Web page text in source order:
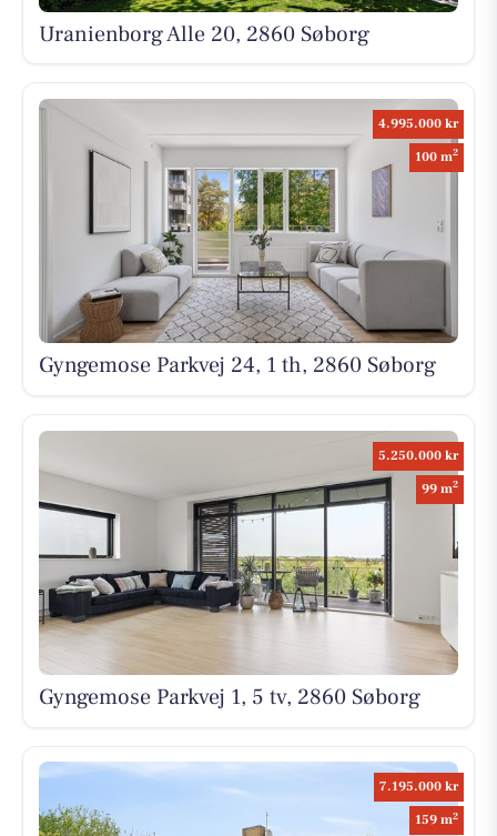
Uranienborg Alle 20, 2860 Søborg
4.995.000 kr
100 m2
Gyngemose Parkvej 24, 1 th, 2860 Søborg
5.250.000 kr
99 m2
Gyngemose Parkvej 1, 5 tv, 2860 Søborg
7.195.000 kr
159 m2